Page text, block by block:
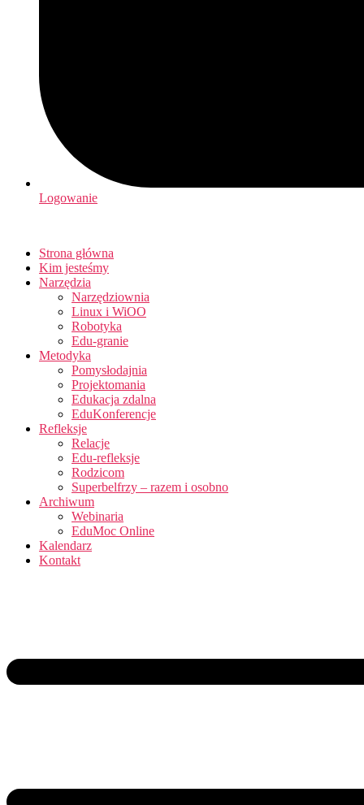
Logowanie
Strona główna
Kim jesteśmy
Narzędzia
Narzędziownia
Linux i WiOO
Robotyka
Edu-granie
Metodyka
Pomysłodajnia
Projektomania
Edukacja zdalna
EduKonferencje
Refleksje
Relacje
Edu-refleksje
Rodzicom
Superbelfrzy – razem i osobno
Archiwum
Webinaria
EduMoc Online
Kalendarz
Kontakt